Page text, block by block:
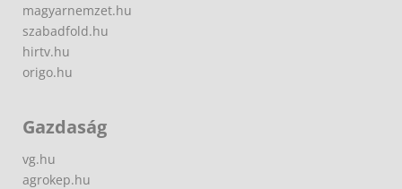
magyarnemzet.hu
szabadfold.hu
hirtv.hu
origo.hu
Gazdaság
vg.hu
agrokep.hu